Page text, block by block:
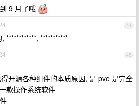
9 月了哦
44
************, ***********
45
开源各种组件的本质原因, 是 pve 是完全
款操作系统软件